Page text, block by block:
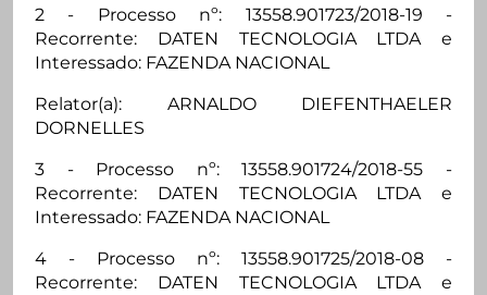
2 - Processo nº: 13558.901723/2018-19 -
Recorrente: DATEN TECNOLOGIA LTDA e
Interessado: FAZENDA NACIONAL
Relator(a): ARNALDO DIEFENTHAELER
DORNELLES
3 - Processo nº: 13558.901724/2018-55 -
Recorrente: DATEN TECNOLOGIA LTDA e
Interessado: FAZENDA NACIONAL
4 - Processo nº: 13558.901725/2018-08 -
Recorrente: DATEN TECNOLOGIA LTDA e